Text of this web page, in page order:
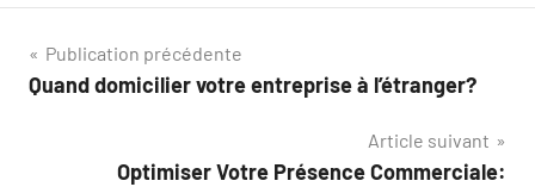
Navigation
de
Publication précédente
Quand domicilier votre entreprise à l’étranger?
Article suivant
Optimiser Votre Présence Commerciale: